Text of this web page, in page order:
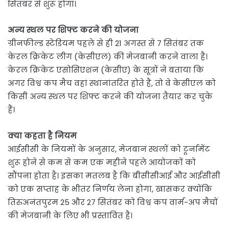
सितंबर से शुरू होगा।
अन्य स्थल पर शिफ्ट करने की योजना
ग्रीनफील्ड स्टेडियम पहले से ही 21 अगस्त से 7 सितंबर तक
केरल क्रिकेट लीग (केसीएल) की मेजबानी करने वाला है।
केरल क्रिकेट एसोसिएशन (केसीए) के सूत्रों ने बताया कि
अगर विश्व कप मैच वहां स्थानांतरित होते हैं, तो वे केसीएल को
किसी अन्य स्थल पर शिफ्ट करने की योजना तैयार कर चुके
हैं।
क्या कहता है नियम
आईसीसी के नियमों के अनुसार, मेजबान स्थलों को टूर्नामेंट
शुरू होने से कम से कम एक महीने पहले आयोजकों को
सौंपना होता है। इसका मतलब है कि बीसीसीआई और आईसीसी
को एक सप्ताह के भीतर निर्णय लेना होगा, खासकर क्योंकि
तिरुअनंतपुरम 25 और 27 सितंबर को विश्व कप वार्म-अप मैचों
की मेजबानी के लिए भी प्रस्तावित है।